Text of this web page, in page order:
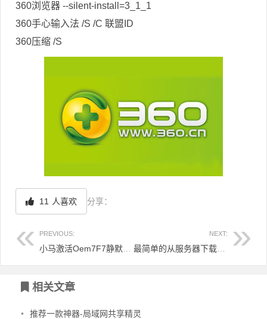
360浏览器 --silent-install=3_1_1
360手心输入法 /S /C 联盟ID
360压缩 /S
11 人喜欢 分享：
PREVIOUS: NEXT:
最简单的从服务器下载文件的VB代码
文章导航
相关文章
• 推荐一款神器-局域网共享精灵